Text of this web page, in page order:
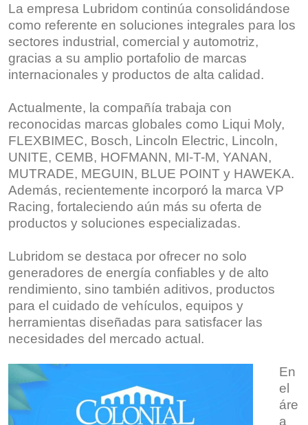
La empresa Lubridom continúa consolidándose
como referente en soluciones integrales para los
sectores industrial, comercial y automotriz,
gracias a su amplio portafolio de marcas
internacionales y productos de alta calidad.
Actualmente, la compañía trabaja con
reconocidas marcas globales como Liqui Moly,
FLEXBIMEC, Bosch, Lincoln Electric, Lincoln,
UNITE, CEMB, HOFMANN, MI-T-M, YANAN,
MUTRADE, MEGUIN, BLUE POINT y HAWEKA.
Además, recientemente incorporó la marca VP
Racing, fortaleciendo aún más su oferta de
productos y soluciones especializadas.
Lubridom se destaca por ofrecer no solo
generadores de energía confiables y de alto
rendimiento, sino también aditivos, productos
para el cuidado de vehículos, equipos y
herramientas diseñadas para satisfacer las
necesidades del mercado actual.
En
el
áre
a